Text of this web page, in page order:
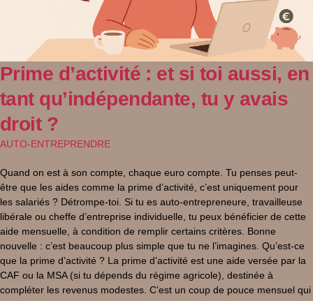
Prime d’activité : et si toi aussi, en
tant qu’indépendante, tu y avais
droit ?
AUTO-ENTREPRENDRE
Quand on est à son compte, chaque euro compte. Tu penses peut-
être que les aides comme la prime d’activité, c’est uniquement pour
les salariés ? Détrompe-toi. Si tu es auto-entrepreneure, travailleuse
libérale ou cheffe d’entreprise individuelle, tu peux bénéficier de cette
aide mensuelle, à condition de remplir certains critères. Bonne
nouvelle : c’est beaucoup plus simple que tu ne l’imagines. Qu’est-ce
que la prime d’activité ? La prime d’activité est une aide versée par la
CAF ou la MSA (si tu dépends du régime agricole), destinée à
compléter les revenus modestes. C’est un coup de pouce mensuel qui